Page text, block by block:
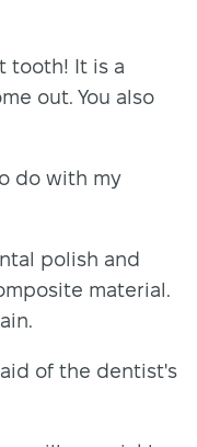
tooth! It is a
out. You also
do with my
polish and
material.
of the dentist's